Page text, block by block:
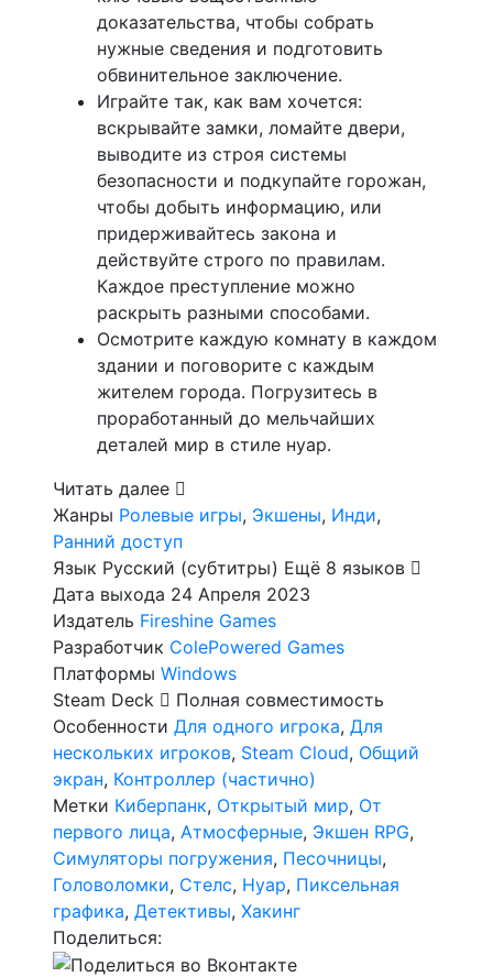
доказательства, чтобы собрать
нужные сведения и подготовить
обвинительное заключение.
Играйте так, как вам хочется:
вскрывайте замки, ломайте двери,
выводите из строя системы
безопасности и подкупайте горожан,
чтобы добыть информацию, или
придерживайтесь закона и
действуйте строго по правилам.
Каждое преступление можно
раскрыть разными способами.
Осмотрите каждую комнату в каждом
здании и поговорите с каждым
жителем города. Погрузитесь в
проработанный до мельчайших
деталей мир в стиле нуар.
Читать далее
Жанры Ролевые игры, Экшены, Инди,
Ранний доступ
Язык Русский (субтитры) Ещё 8 языков
Дата выхода 24 Апреля 2023
Издатель Fireshine Games
Разработчик ColePowered Games
Платформы Windows
Steam Deck
Полная совместимость
Особенности Для одного игрока, Для
нескольких игроков, Steam Cloud, Общий
экран, Контроллер (частично)
Метки Киберпанк, Открытый мир, От
первого лица, Атмосферные, Экшен RPG,
Симуляторы погружения, Песочницы,
Головоломки, Стелс, Нуар, Пиксельная
графика, Детективы, Хакинг
Поделиться: